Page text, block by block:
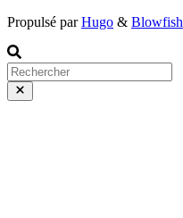
Propulsé parHugo & Blowfish